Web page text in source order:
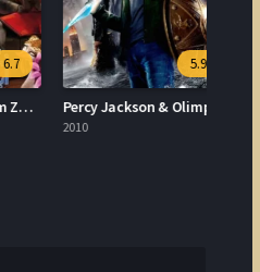
En İyisi Türkçe Dublaj İzle
5.9
Percy Jackson & Olimposlular: Şimşek Hırsızı 2010 İzle
2010